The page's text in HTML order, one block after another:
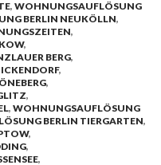
, WOHNUNGSAUFLÖSUNG
BERLIN NEUKÖLLN,
,
,
BERG,
,
,
,
, WOHNUNGSAUFLÖSUNG
BERLIN TIERGARTEN,
,
,
,